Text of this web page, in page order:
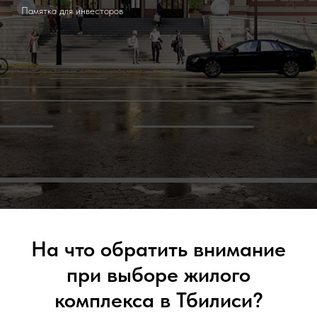
Памятка для инвесторов
На что обратить внимание
при выборе жилого
комплекса в Тбилиси?